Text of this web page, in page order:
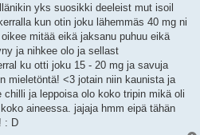
yks suosikki deeleist mut isoil
kun otin joku lähemmäs 40 mg ni
mitää eikä jaksanu puhuu eikä
ja nihkee olo ja sellast
ku otti joku 15 - 20 mg ja savuja
mieletöntä! <3 jotain niin kaunista ja
chilli ja leppoisa olo koko tripin mikä oli
aineessa. jajaja hmm eipä tähän
: D